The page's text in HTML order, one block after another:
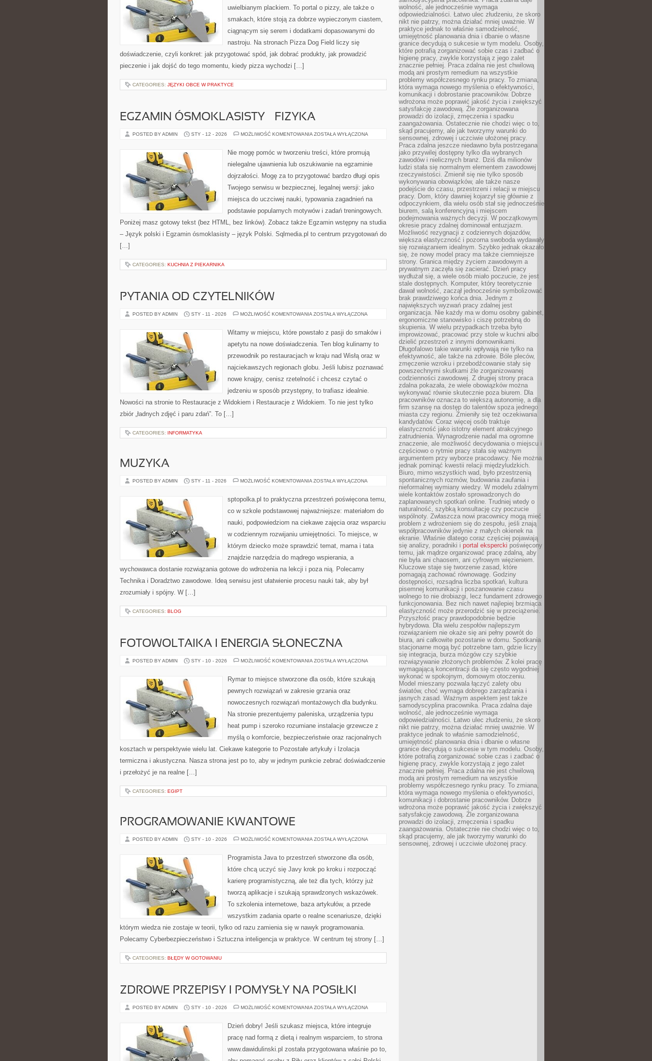
uwielbianym plackiem. To portal o pizzy, ale także o
smakach, które stoją za dobrze wypieczonym ciastem,
ciągnącym się serem i dodatkami dopasowanymi do
nastroju. Na stronach Pizza Dog Field liczy się
doświadczenie, czyli konkret: jak przygotować spód, jak dobrać produkty, jak prowadzić
pieczenie i jak dojść do tego momentu, kiedy pizza wychodzi […]
CATEGORIES: JĘZYKI OBCE W PRAKTYCE
EGZAMIN ÓSMOKLASISTY – FIZYKA
POSTED BY ADMIN STY - 12 - 2026 MOŻLIWOŚĆ KOMENTOWANIA EGZAMIN
FIZYKA
ZOSTAŁA WYŁĄCZONA
Nie mogę pomóc w tworzeniu treści, które promują
nielegalne ujawnienia lub oszukiwanie na egzaminie
dojrzałości. Mogę za to przygotować bardzo długi opis
Twojego serwisu w bezpiecznej, legalnej wersji: jako
miejsca do uczciwej nauki, typowania zagadnień na
podstawie popularnych motywów i zadań treningowych.
Poniżej masz gotowy tekst (bez HTML, bez linków). Zobacz także Egzamin wstępny na studia
– Język polski i Egzamin ósmoklasisty – język Polski. Sqlmedia.pl to centrum przygotowań do
[…]
CATEGORIES: KUCHNIA Z PIEKARNIKA
PYTANIA OD CZYTELNIKÓW
POSTED BY ADMIN STY - 11 - 2026 MOŻLIWOŚĆ KOMENTOWANIA PYTANIA
ZOSTAŁA WYŁĄCZONA
Witamy w miejscu, które powstało z pasji do smaków i
apetytu na nowe doświadczenia. Ten blog kulinarny to
przewodnik po restauracjach w kraju nad Wisłą oraz w
najciekawszych regionach globu. Jeśli lubisz poznawać
nowe knajpy, cenisz rzetelność i chcesz czytać o
jedzeniu w sposób przystępny, to trafiasz idealnie.
Nowości na stronie to Restauracje z Widokiem i Restauracje z Widokiem. To nie jest tylko
zbiór „ładnych zdjęć i paru zdań”. To […]
CATEGORIES: INFORMATYKA
MUZYKA
POSTED BY ADMIN STY - 11 - 2026 MOŻLIWOŚĆ KOMENTOWANIA MUZYKA
ZOSTAŁA WYŁĄCZONA
sptopolka.pl to praktyczna przestrzeń poświęcona temu,
co w szkole podstawowej najważniejsze: materiałom do
nauki, podpowiedziom na ciekawe zajęcia oraz wsparciu
w codziennym rozwijaniu umiejętności. To miejsce, w
którym dziecko może sprawdzić temat, mama i tata
znajdzie narzędzia do mądrego wspierania, a
wychowawca dostanie rozwiązania gotowe do wdrożenia na lekcji i poza nią. Polecamy
Technika i Doradztwo zawodowe. Ideą serwisu jest ułatwienie procesu nauki tak, aby był
zrozumiały i spójny. W […]
CATEGORIES: BLOG
FOTOWOLTAIKA I ENERGIA SŁONECZNA
POSTED BY ADMIN STY - 10 - 2026 MOŻLIWOŚĆ KOMENTOWANIA FOTOWOLTAIKA
SŁONECZNA
ZOSTAŁA WYŁĄCZONA
Rymar to miejsce stworzone dla osób, które szukają
pewnych rozwiązań w zakresie grzania oraz
nowoczesnych rozwiązań montażowych dla budynku.
Na stronie prezentujemy paleniska, urządzenia typu
heat pump i szeroko rozumiane instalacje grzewcze z
myślą o komforcie, bezpieczeństwie oraz racjonalnych
kosztach w perspektywie wielu lat. Ciekawe kategorie to Pozostałe artykuły i Izolacja
termiczna i akustyczna. Nasza strona jest po to, aby w jednym punkcie zebrać doświadczenie
i przełożyć je na realne […]
CATEGORIES: EGIPT
PROGRAMOWANIE KWANTOWE
POSTED BY ADMIN STY - 10 - 2026 MOŻLIWOŚĆ KOMENTOWANIA PROGRAMOWANIE
ZOSTAŁA WYŁĄCZONA
Programista Java to przestrzeń stworzone dla osób,
które chcą uczyć się Javy krok po kroku i rozpocząć
karierę programistyczną, ale też dla tych, którzy już
tworzą aplikacje i szukają sprawdzonych wskazówek.
To szkolenia internetowe, baza artykułów, a przede
wszystkim zadania oparte o realne scenariusze, dzięki
którym wiedza nie zostaje w teorii, tylko od razu zamienia się w nawyk programowania.
Polecamy Cyberbezpieczeństwo i Sztuczna inteligencja w praktyce. W centrum tej strony […]
CATEGORIES: BŁĘDY W GOTOWANIU
ZDROWE PRZEPISY I POMYSŁY NA POSIŁKI
POSTED BY ADMIN STY - 10 - 2026 MOŻLIWOŚĆ KOMENTOWANIA ZDROWE
POMYSŁY
NA
ZOSTAŁA WYŁĄCZONA
Dzień dobry! Jeśli szukasz miejsca, które integruje
pracę nad formą z dietą i realnym wsparciem, to strona
www.dawidulinski.pl została przygotowana właśnie po to,
wolność, ale jednocześnie wymaga
odpowiedzialności. Łatwo ulec złudzeniu, że skoro
nikt nie patrzy, można działać mniej uważnie. W
praktyce jednak to właśnie samodzielność,
umiejętność planowania dnia i dbanie o własne
granice decydują o sukcesie w tym modelu. Osoby,
które potrafią zorganizować sobie czas i zadbać o
higienę pracy, zwykle korzystają z jego zalet
znacznie pełniej. Praca zdalna nie jest chwilową
modą ani prostym remedium na wszystkie
problemy współczesnego rynku pracy. To zmiana,
która wymaga nowego myślenia o efektywności,
komunikacji i dobrostanie pracowników. Dobrze
wdrożona może poprawić jakość życia i zwiększyć
satysfakcję zawodową. Źle zorganizowana
prowadzi do izolacji, zmęczenia i spadku
zaangażowania. Ostatecznie nie chodzi więc o to,
skąd pracujemy, ale jak tworzymy warunki do
sensownej, zdrowej i uczciwie ułożonej pracy.
Praca zdalna jeszcze niedawno była postrzegana
jako przywilej dostępny tylko dla wybranych
zawodów i nielicznych branż. Dziś dla milionów
ludzi stała się normalnym elementem zawodowej
rzeczywistości. Zmienił się nie tylko sposób
wykonywania obowiązków, ale także nasze
podejście do czasu, przestrzeni i relacji w miejscu
pracy. Dom, który dawniej kojarzył się głównie z
odpoczynkiem, dla wielu osób stał się jednocześnie
biurem, salą konferencyjną i miejscem
podejmowania ważnych decyzji. W początkowym
okresie pracy zdalnej dominował entuzjazm.
Możliwość rezygnacji z codziennych dojazdów,
większa elastyczność i pozorna swoboda wydawały
się rozwiązaniem idealnym. Szybko jednak okazało
się, że nowy model pracy ma także ciemniejsze
strony. Granica między życiem zawodowym a
prywatnym zaczęła się zacierać. Dzień pracy
wydłużał się, a wiele osób miało poczucie, że jest
stale dostępnych. Komputer, który teoretycznie
dawał wolność, zaczął jednocześnie symbolizować
brak prawdziwego końca dnia. Jednym z
największych wyzwań pracy zdalnej jest
organizacja. Nie każdy ma w domu osobny gabinet,
ergonomiczne stanowisko i ciszę potrzebną do
skupienia. W wielu przypadkach trzeba było
improwizować, pracować przy stole w kuchni albo
dzielić przestrzeń z innymi domownikami.
Długofalowo takie warunki wpływają nie tylko na
efektywność, ale także na zdrowie. Bóle pleców,
zmęczenie wzroku i przebodźcowanie stały się
powszechnymi skutkami źle zorganizowanej
codzienności zawodowej. Z drugiej strony praca
zdalna pokazała, że wiele obowiązków można
wykonywać równie skutecznie poza biurem. Dla
pracowników oznacza to większą autonomię, a dla
firm szansę na dostęp do talentów spoza jednego
miasta czy regionu. Zmieniły się też oczekiwania
kandydatów. Coraz więcej osób traktuje
elastyczność jako istotny element atrakcyjnego
zatrudnienia. Wynagrodzenie nadal ma ogromne
znaczenie, ale możliwość decydowania o miejscu i
częściowo o rytmie pracy stała się ważnym
argumentem przy wyborze pracodawcy. Nie można
jednak pominąć kwestii relacji międzyludzkich.
Biuro, mimo wszystkich wad, było przestrzenią
spontanicznych rozmów, budowania zaufania i
nieformalnej wymiany wiedzy. W modelu zdalnym
wiele kontaktów zostało sprowadzonych do
zaplanowanych spotkań online. Trudniej wtedy o
naturalność, szybką konsultację czy poczucie
wspólnoty. Zwłaszcza nowi pracownicy mogą mieć
problem z wdrożeniem się do zespołu, jeśli znają
współpracowników jedynie z małych okienek na
ekranie. Właśnie dlatego coraz częściej pojawiają
się analizy, poradniki i portal ekspercki poświęcony
temu, jak mądrze organizować pracę zdalną, aby
nie była ani chaosem, ani cyfrowym więzieniem.
Kluczowe staje się tworzenie zasad, które
pomagają zachować równowagę. Godziny
dostępności, rozsądna liczba spotkań, kultura
pisemnej komunikacji i poszanowanie czasu
wolnego to nie drobiazgi, lecz fundament zdrowego
funkcjonowania. Bez nich nawet najlepiej brzmiąca
elastyczność może przerodzić się w przeciążenie.
Przyszłość pracy prawdopodobnie będzie
hybrydowa. Dla wielu zespołów najlepszym
rozwiązaniem nie okaże się ani pełny powrót do
biura, ani całkowite pozostanie w domu. Spotkania
stacjonarne mogą być potrzebne tam, gdzie liczy
się integracja, burza mózgów czy szybkie
rozwiązywanie złożonych problemów. Z kolei pracę
wymagającą koncentracji da się często wygodniej
wykonać w spokojnym, domowym otoczeniu.
Model mieszany pozwala łączyć zalety obu
światów, choć wymaga dobrego zarządzania i
jasnych zasad. Ważnym aspektem jest także
samodyscyplina pracownika. Praca zdalna daje
wolność, ale jednocześnie wymaga
odpowiedzialności. Łatwo ulec złudzeniu, że skoro
nikt nie patrzy, można działać mniej uważnie. W
praktyce jednak to właśnie samodzielność,
umiejętność planowania dnia i dbanie o własne
granice decydują o sukcesie w tym modelu. Osoby,
które potrafią zorganizować sobie czas i zadbać o
higienę pracy, zwykle korzystają z jego zalet
znacznie pełniej. Praca zdalna nie jest chwilową
modą ani prostym remedium na wszystkie
problemy współczesnego rynku pracy. To zmiana,
która wymaga nowego myślenia o efektywności,
komunikacji i dobrostanie pracowników. Dobrze
wdrożona może poprawić jakość życia i zwiększyć
satysfakcję zawodową. Źle zorganizowana
prowadzi do izolacji, zmęczenia i spadku
zaangażowania. Ostatecznie nie chodzi więc o to,
skąd pracujemy, ale jak tworzymy warunki do
sensownej, zdrowej i uczciwie ułożonej pracy.